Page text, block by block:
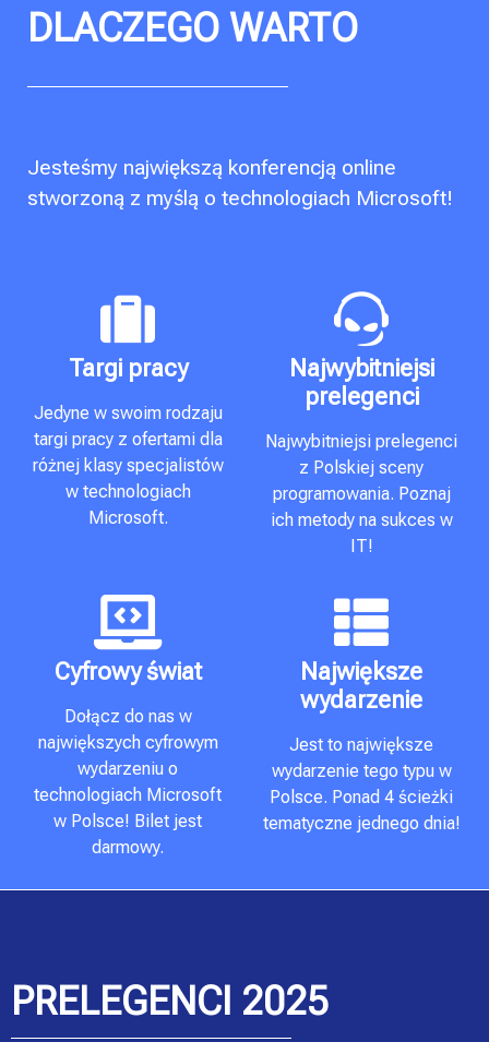
DLACZEGO WARTO
Jesteśmy największą konferencją online
stworzoną z myślą o technologiach Microsoft!
Targi pracy
Jedyne w swoim rodzaju
targi pracy z ofertami dla
różnej klasy specjalistów
w technologiach
Microsoft.
Najwybitniejsi
prelegenci
Najwybitniejsi prelegenci
z Polskiej sceny
programowania. Poznaj
ich metody na sukces w
IT!
Cyfrowy świat
Dołącz do nas w
największych cyfrowym
wydarzeniu o
technologiach Microsoft
w Polsce! Bilet jest
darmowy.
Największe
wydarzenie
Jest to największe
wydarzenie tego typu w
Polsce. Ponad 4 ścieżki
tematyczne jednego dnia!
PRELEGENCI 2025